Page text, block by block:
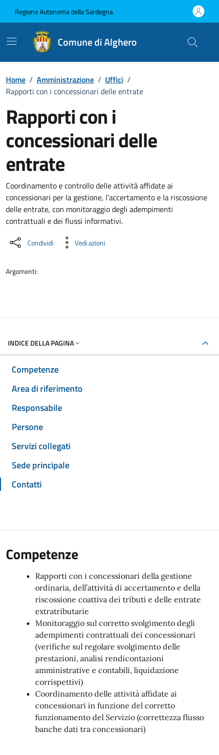
Regione Autonoma della Sardegna
Comune di Alghero
Home / Amministrazione / Uffici /
Rapporti con i concessionari delle entrate
Rapporti con i
concessionari delle
entrate
Dettaglio dell'unità
Coordinamento e controllo delle attività affidate ai
concessionari per la gestione, l’accertamento e la riscossione
delle entrate, con monitoraggio degli adempimenti
contrattuali e dei flussi informativi.
Condividi Vedi azioni
Argomenti:
INDICE DELLA PAGINA
Competenze
Area di riferimento
Responsabile
Persone
Servizi collegati
Sede principale
Contatti
Competenze
Rapporti con i concessionari della gestione
ordinaria, dell’attività di accertamento e della
riscossione coattiva dei tributi e delle entrate
extratributarie
Monitoraggio sul corretto svolgimento degli
adempimenti contrattuali dei concessionari
(verifiche sul regolare svolgimento delle
prestazioni, analisi rendicontazioni
amministrative e contabili, liquidazione
corrispettivi)
Coordinamento delle attività affidate ai
concessionari in funzione del corretto
funzionamento del Servizio (correttezza flusso
banche dati tra concessionari)